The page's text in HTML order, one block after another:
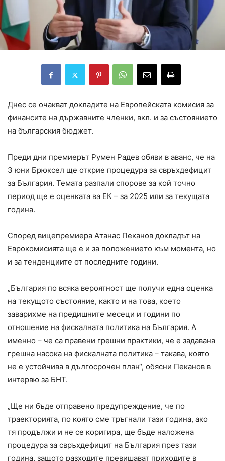
Днес се очакват докладите на Европейската комисия за
финансите на държавните членки, вкл. и за състоянието
на българския бюджет.
Преди дни премиерът Румен Радев обяви в аванс, че на
3 юни Брюксел ще открие процедура за свръхдефицит
за България. Темата разпали спорове за кой точно
период ще е оценката ва ЕК – за 2025 или за текущата
година.
Според вицепремиера Атанас Пеканов докладът на
Еврокомисията ще е и за положението към момента, но
и за тенденциите от последните години.
„България по всяка вероятност ще получи една оценка
на текущото състояние, както и на това, което
заварихме на предишните месеци и години по
отношение на фискалната политика на България. А
именно – че са правени грешни практики, че е задавана
грешна насока на фискалната политика – такава, която
не е устойчива в дългосрочен план“, обясни Пеканов в
интервю за БНТ.
„Ще ни бъде отправено предупреждение, че по
траекторията, по която сме тръгнали тази година, ако
тя продължи и не се коригира, ще бъде наложена
процедура за свръхдефицит на България през тази
година, защото разходите превишават приходите в